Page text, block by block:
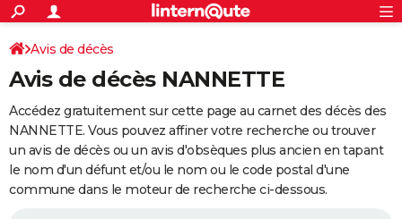
ACTUALITÉS
Politique
Société
Faits Divers
Education
Monde
Villes
+
SPORT
Coupe du monde 2026
Football
Tennis
Cyclisme
Rugby
Forum
Programme TV
TNT
Streaming
Cinéma
Sorties cinéma
Musique
+
FINANCE
Impôts
Immobilier
Risques naturels par ville
Banque
Assurance
Crédit
AUTO
Essais
Réserver un essai
Citadines
Berlines
SUV
Forum auto
+
Avis de décès
Avis de décès NANNETTE
Accédez gratuitement sur cette page au carnet des décès des
NANNETTE. Vous pouvez affiner votre recherche ou trouver
un avis de décès ou un avis d'obsèques plus ancien en tapant
le nom d'un défunt et/ou le nom ou le code postal d'une
commune dans le moteur de recherche ci-dessous.